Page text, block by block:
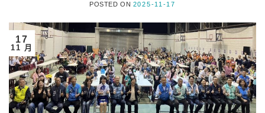
POSTED ON 2025-11-17
17
11 月